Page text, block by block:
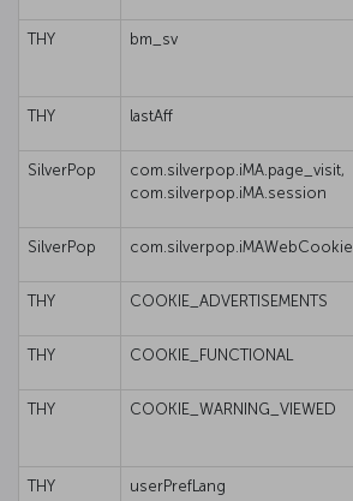
THY bm_sv
THY lastAff
SilverPop
com.silverpop.iMA.page_visit,
com.silverpop.iMA.session
SilverPop com.silverpop.iMAWebCookie
THY COOKIE_ADVERTISEMENTS
THY COOKIE_FUNCTIONAL
THY COOKIE_WARNING_VIEWED
THY userPrefLang